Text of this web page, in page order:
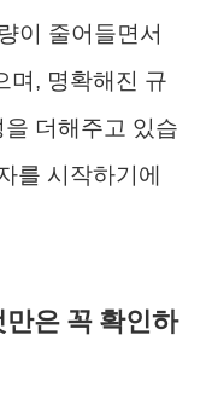
이 줄어들면서
며, 명확해진 규
더해주고 있습
를 시작하기에
은 꼭 확인하